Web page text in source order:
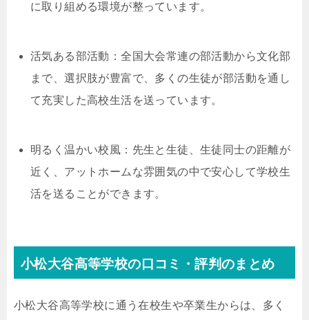
に取り組める環境が整っています。
活気ある部活動：全国大会常連の部活動から文化部
まで、選択肢が豊富で、多くの生徒が部活動を通し
て充実した高校生活を送っています。
明るく温かい校風：先生と生徒、生徒同士の距離が
近く、アットホームな雰囲気の中で安心して学校生
活を送ることができます。
小松大谷高等学校の口コミ・評判のまとめ
小松大谷高等学校に通う在校生や卒業生からは、多く